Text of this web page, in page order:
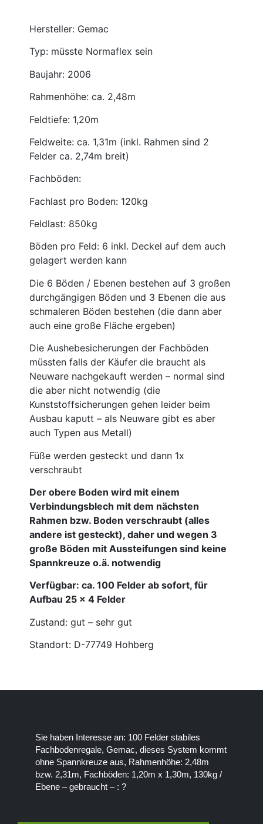
Hersteller: Gemac
Typ: müsste Normaflex sein
Baujahr: 2006
Rahmenhöhe: ca. 2,48m
Feldtiefe: 1,20m
Feldweite: ca. 1,31m (inkl. Rahmen sind 2
Felder ca. 2,74m breit)
Fachböden:
Fachlast pro Boden: 120kg
Feldlast: 850kg
Böden pro Feld: 6 inkl. Deckel auf dem auch
gelagert werden kann
Die 6 Böden / Ebenen bestehen auf 3 großen
durchgängigen Böden und 3 Ebenen die aus
schmaleren Böden bestehen (die dann aber
auch eine große Fläche ergeben)
Die Aushebesicherungen der Fachböden
müssten falls der Käufer die braucht als
Neuware nachgekauft werden – normal sind
die aber nicht notwendig (die
Kunststoffsicherungen gehen leider beim
Ausbau kaputt – als Neuware gibt es aber
auch Typen aus Metall)
Füße werden gesteckt und dann 1x
verschraubt
Der obere Boden wird mit einem
Verbindungsblech mit dem nächsten
Rahmen bzw. Boden verschraubt (alles
andere ist gesteckt), daher und wegen 3
große Böden mit Aussteifungen sind keine
Spannkreuze o.ä. notwendig
Verfügbar: ca. 100 Felder ab sofort, für
Aufbau 25 x 4 Felder
Zustand: gut – sehr gut
Standort: D-77749 Hohberg
Sie haben Interesse an: 100 Felder stabiles
Fachbodenregale, Gemac, dieses System kommt
ohne Spannkreuze aus, Rahmenhöhe: 2,48m
bzw. 2,31m, Fachböden: 1,20m x 1,30m, 130kg /
Ebene – gebraucht – : ?